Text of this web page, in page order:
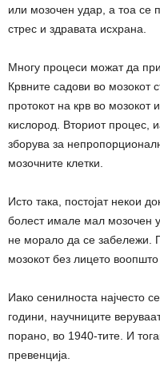
или мозочен удар, а тоа се
стрес и здравата исхрана.
Многу процеси можат да
Крвните садови во мозокот
протокот на крв во мозокот
кислород. Вториот процес,
зборува за
мозочните клетки.
Исто така, постојат некои
болест имале мал мозочен
не морало да се забележи.
мозокот без лицето воопшто
Иако сенилноста најчесто
години, научниците
порано, во 1940-тите. И
превенција.